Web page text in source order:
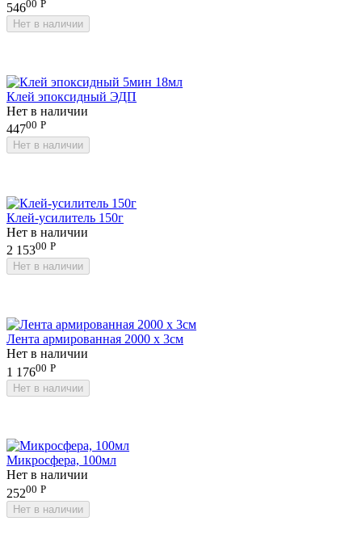
54600 Р
Нет в наличии
Клей эпоксидный ЭДП
Нет в наличии
44700 Р
Нет в наличии
Клей-усилитель 150г
Нет в наличии
2 15300 Р
Нет в наличии
Лента армированная 2000 х 3см
Нет в наличии
1 17600 Р
Нет в наличии
Микросфера, 100мл
Нет в наличии
25200 Р
Нет в наличии